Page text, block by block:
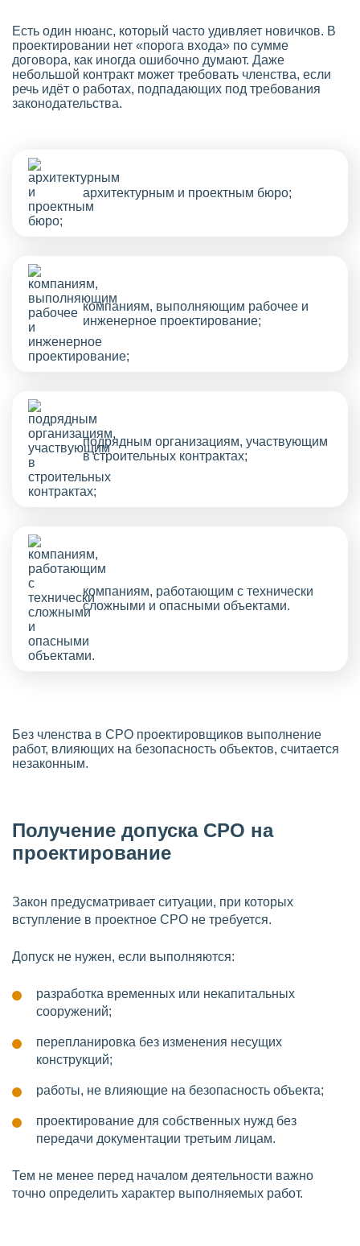
Есть один нюанс, который часто удивляет новичков. В
проектировании нет «порога входа» по сумме
договора, как иногда ошибочно думают. Даже
небольшой контракт может требовать членства, если
речь идёт о работах, подпадающих под требования
законодательства.
архитектурным и проектным бюро;
компаниям, выполняющим рабочее и
инженерное проектирование;
подрядным организациям, участвующим
в строительных контрактах;
компаниям, работающим с технически
сложными и опасными объектами.
Без членства в СРО проектировщиков выполнение
работ, влияющих на безопасность объектов, считается
незаконным.
Получение допуска СРО на
проектирование
Закон предусматривает ситуации, при которых
вступление в проектное СРО не требуется.
Допуск не нужен, если выполняются:
разработка временных или некапитальных
сооружений;
перепланировка без изменения несущих
конструкций;
работы, не влияющие на безопасность объекта;
проектирование для собственных нужд без
передачи документации третьим лицам.
Тем не менее перед началом деятельности важно
точно определить характер выполняемых работ.